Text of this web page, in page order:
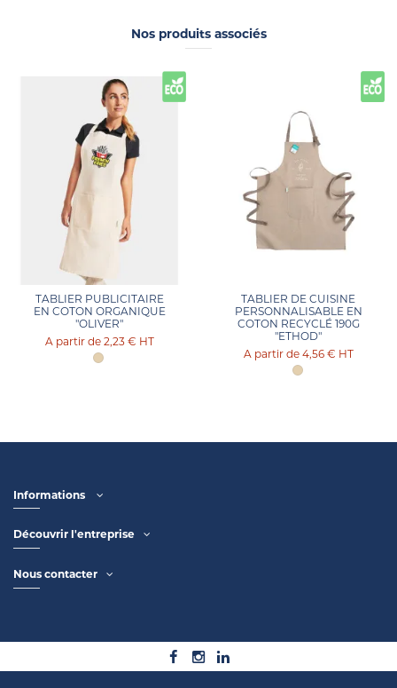
Nos produits associés
TABLIER PUBLICITAIRE
EN COTON ORGANIQUE
"OLIVER"
2,23 € HT
TABLIER DE CUISINE
PERSONNALISABLE EN
COTON RECYCLÉ 190G
"ETHOD"
4,56 € HT
Informations
Découvrir l'entreprise
Nous contacter